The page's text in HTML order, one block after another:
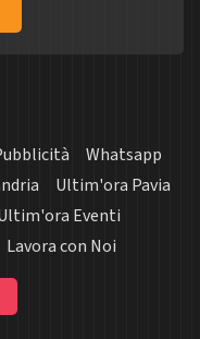
Whatsapp
Ultim'ora Pavia
Eventi
Lavora con Noi